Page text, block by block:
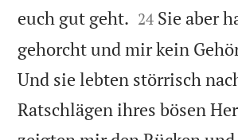
euch gut geht. 

24 Sie aber
gehorcht und mir kein
Und sie lebten störrisch
Ratschlägen ihres bösen